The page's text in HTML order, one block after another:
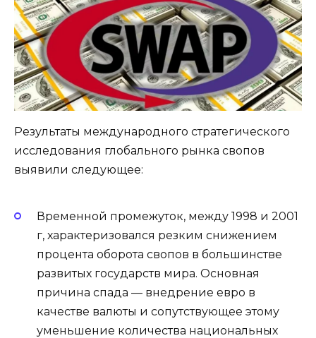
Результаты международного стратегического
исследования глобального рынка свопов
выявили следующее:
Временной промежуток, между 1998 и 2001
г, характеризовался резким снижением
процента оборота свопов в большинстве
развитых государств мира. Основная
причина спада — внедрение евро в
качестве валюты и сопутствующее этому
уменьшение количества национальных